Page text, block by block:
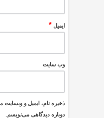
ایمیل*
وب‌ سایت
ذخیره نام، ایمیل و
دوباره دیدگاهی می‌نویسم.